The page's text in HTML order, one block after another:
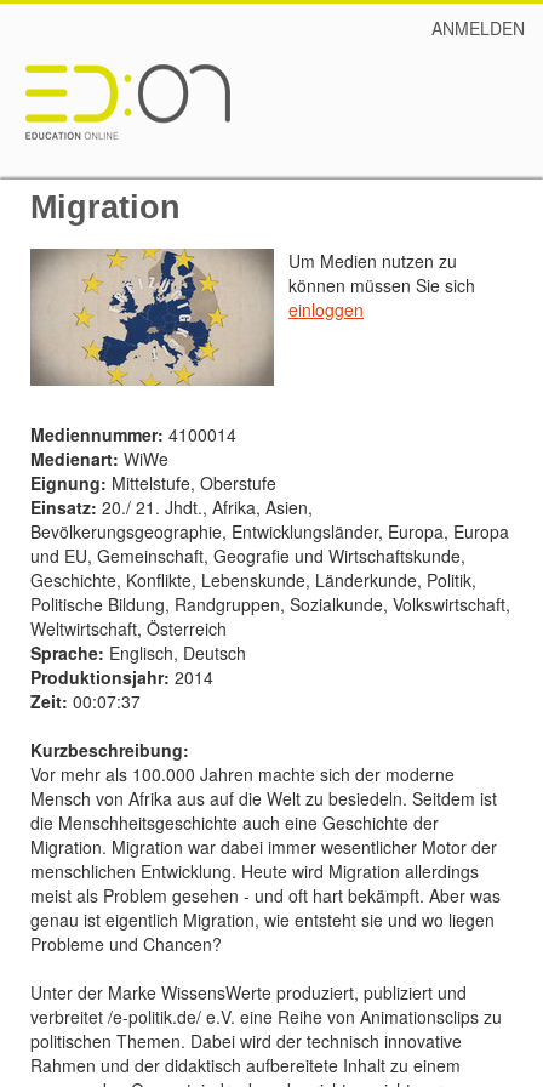
ANMELDEN
Migration
Um Medien nutzen zu
können müssen Sie sich
einloggen
Mediennummer: 4100014
Medienart: WiWe
Eignung: Mittelstufe, Oberstufe
Einsatz: 20./ 21. Jhdt., Afrika, Asien,
Bevölkerungsgeographie, Entwicklungsländer, Europa, Europa
und EU, Gemeinschaft, Geografie und Wirtschaftskunde,
Geschichte, Konflikte, Lebenskunde, Länderkunde, Politik,
Politische Bildung, Randgruppen, Sozialkunde, Volkswirtschaft,
Weltwirtschaft, Österreich
Sprache: Englisch, Deutsch
Produktionsjahr: 2014
Zeit: 00:07:37
Kurzbeschreibung:
Vor mehr als 100.000 Jahren machte sich der moderne
Mensch von Afrika aus auf die Welt zu besiedeln. Seitdem ist
die Menschheitsgeschichte auch eine Geschichte der
Migration. Migration war dabei immer wesentlicher Motor der
menschlichen Entwicklung. Heute wird Migration allerdings
meist als Problem gesehen - und oft hart bekämpft. Aber was
genau ist eigentlich Migration, wie entsteht sie und wo liegen
Probleme und Chancen?
Unter der Marke WissensWerte produziert, publiziert und
verbreitet /e-politik.de/ e.V. eine Reihe von Animationsclips zu
politischen Themen. Dabei wird der technisch innovative
Rahmen und der didaktisch aufbereitete Inhalt zu einem